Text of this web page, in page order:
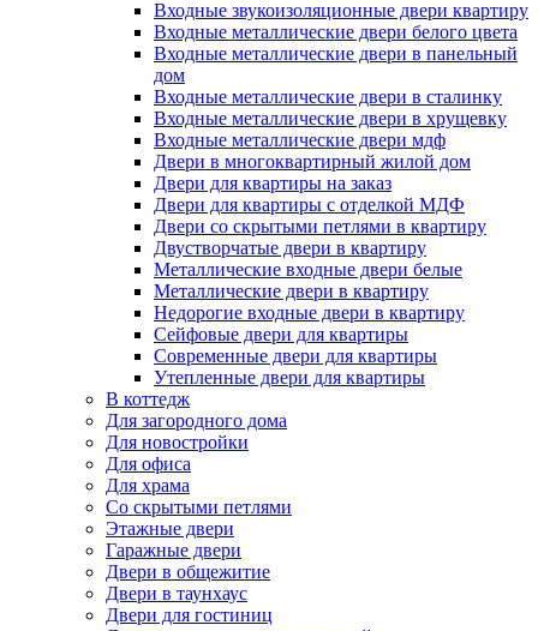
Входные звукоизоляционные двери квартиру
Входные металлические двери белого цвета
Входные металлические двери в панельный
дом
Входные металлические двери в сталинку
Входные металлические двери в хрущевку
Входные металлические двери мдф
Двери в многоквартирный жилой дом
Двери для квартиры на заказ
Двери для квартиры с отделкой МДФ
Двери со скрытыми петлями в квартиру
Двустворчатые двери в квартиру
Металлические входные двери белые
Металлические двери в квартиру
Недорогие входные двери в квартиру
Сейфовые двери для квартиры
Современные двери для квартиры
Утепленные двери для квартиры
В коттедж
Для загородного дома
Для новостройки
Для офиса
Для храма
Со скрытыми петлями
Этажные двери
Гаражные двери
Двери в общежитие
Двери в таунхаус
Двери для гостиниц